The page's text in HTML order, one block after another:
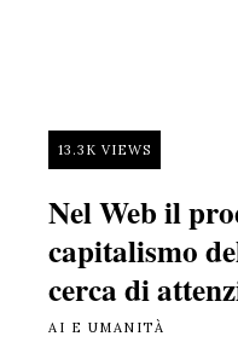
13.3K VIEWS
Nel Web il
capitalismo
cerca di
AI E UMANITÀ